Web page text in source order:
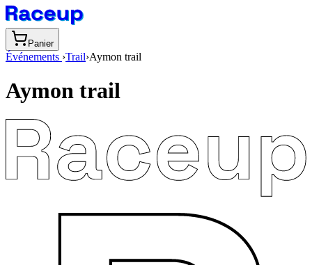
Panier
Événements ›Trail›Aymon trail
Aymon trail